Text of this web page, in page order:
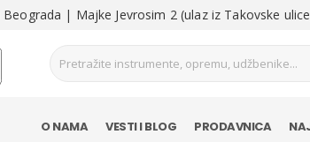
| Majke Jevrosim 2 (ulaz iz Takovske
O NAMA VESTI I BLOG PRODAVNICA